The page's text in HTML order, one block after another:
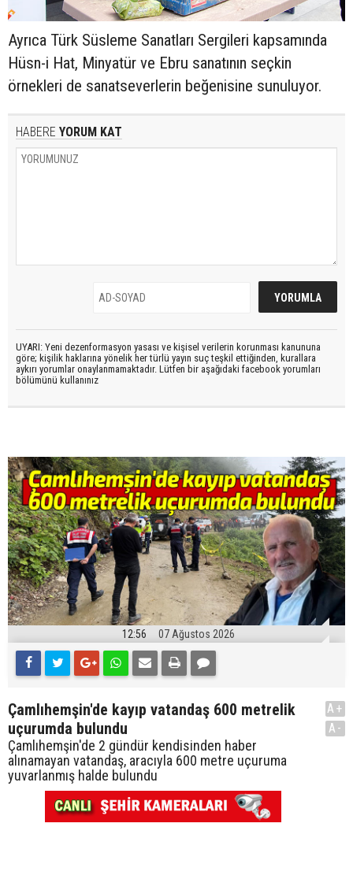
Ayrıca Türk Süsleme Sanatları Sergileri kapsamında
Hüsn-i Hat, Minyatür ve Ebru sanatının seçkin
örnekleri de sanatseverlerin beğenisine sunuluyor.
HABERE YORUM KAT
UYARI: Yeni dezenformasyon yasası ve kişisel verilerin korunması kanununa
göre; kişilik haklarına yönelik her türlü yayın suç teşkil ettiğinden, kurallara
aykırı yorumlar onaylanmamaktadır. Lütfen bir aşağıdaki facebook yorumları
bölümünü kullanınız
12:56 07 Ağustos 2026
Çamlıhemşin'de kayıp vatandaş 600 metrelik
uçurumda bulundu
Çamlıhemşin'de 2 gündür kendisinden haber
alınamayan vatandaş, aracıyla 600 metre uçuruma
yuvarlanmış halde bulundu
A+
A-